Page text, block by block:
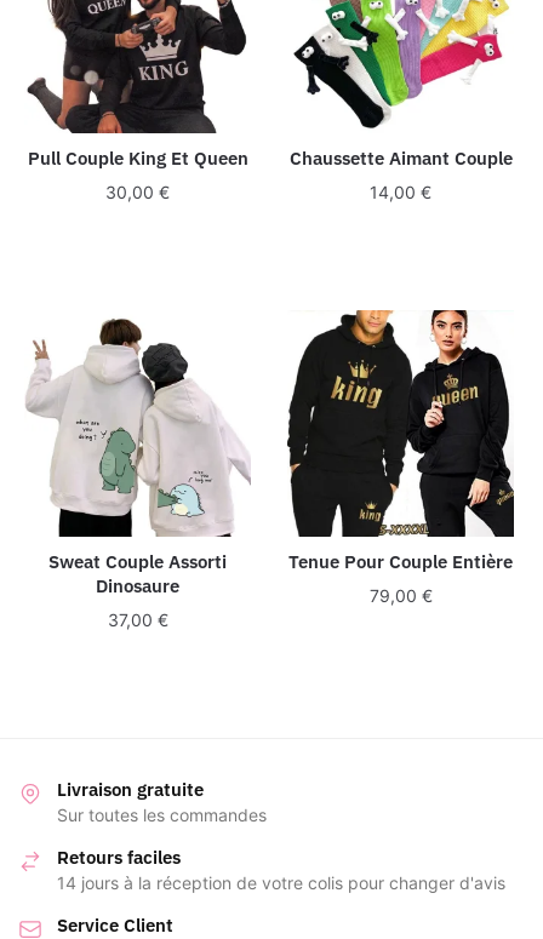
Pull Couple King Et Queen
30,00€
Chaussette Aimant Couple
14,00€
Sweat Couple Assorti
Dinosaure
37,00 €
Tenue Pour Couple Entière
79,00 €
Livraison gratuite
Sur toutes les commandes
Retours faciles
14 jours à la réception de votre colis pour changer d'avis
Service Client